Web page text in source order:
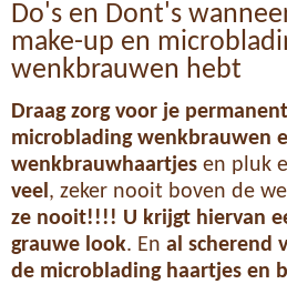
Do's en Dont's
make-up en
wenkbrauwen hebt
Draag zorg voor je
microblading wenkbrauwen
wenkbrauwhaartjes en pluk
veel , zeker nooit boven de
ze nooit!!!! U krijgt hiervan
grauwe look. En al scherend
de microblading haartjes en